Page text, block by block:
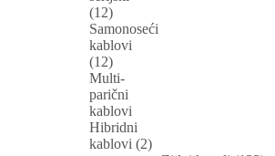
(12)
Samonoseći
kablovi
(12)
Multi-
parični
kablovi
Hibridni
kablovi (2)